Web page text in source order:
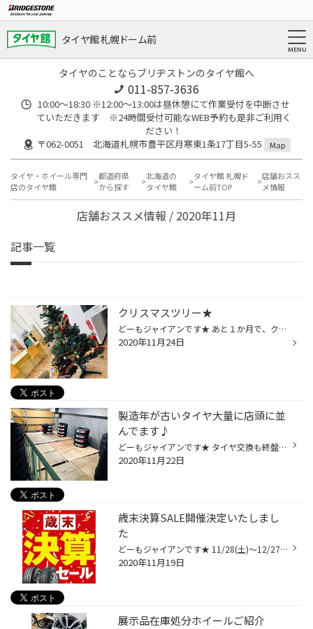
タイヤ館 札幌ドーム前
タイヤのことならブリヂストンのタイヤ館へ
011-857-3636
10:00～18:30 ※12:00～13:00は昼休憩にて作業受付を中断させ
ていただきます ※24時間受付可能なWEB予約も是非ご利用く
ださい！
〒062-0051 北海道札幌市豊平区月寒東1条17丁目5-55
Map
タイヤ・ホイール専門
店のタイヤ館
都道府県
から探す
北海道の
タイヤ館
タイヤ館 札幌ド
ーム前TOP
店舗おスス
メ情報
店舗おススメ情報 / 2020年11月
記事一覧
クリスマスツリー★
どーもジャイアンです★ あと１か月で、クリスマスイブですね★ 本当に１年ってあっという間ですね。。年々。。。。 ということで、 当店も、例年よりも早く クリスマスツリーを飾りました♪ コロナ禍の中、外出自粛で、生活も激変しましたね。。。 少しでも普段通りの季節感を演出できたらなと思い、 ...
2020年11月24日
製造年が古いタイヤ大量に店頭に並
んでます♪
どーもジャイアンです★ タイヤ交換も終盤になってきました。 当店在庫も大量にあったタイヤが今はこんな感じです。。 もちろん！ これからまだまだ新たに入荷いたしますのでご安心ください♪ そして、多店舗の在庫状況も確認し、お取り寄せも可能でございます♪ 歳末決算SALEが 11/28(土)から始まりま...
2020年11月22日
歳末決算SALE開催決定いたしまし
た
どーもジャイアンです★ 11/28(土)～12/27(日) 歳末決算SALE開催 冬タイヤはもちろん 夏タイヤも決算価格でご提供させて頂きます♪ 詳しい、チラシ内容は こちらのGoogleリンク先で見れます★ https://www.google.co.jp/search?sxsrf=ALeKk01GojUE2czUuq1fa2WLi6Ah5xKHZQ%3A1605841573737&source=hp&ei...
2020年11月19日
展示品在庫処分ホイールご紹介